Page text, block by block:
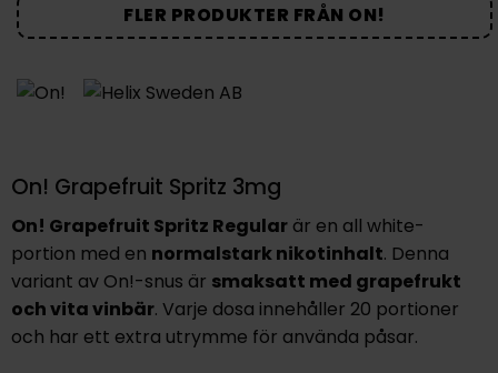
FLER PRODUKTER FRÅN ON!
On! Grapefruit Spritz 3mg
On! Grapefruit Spritz Regularär en all white-
portion med en normalstark nikotinhalt. Denna
variant av On!-snus är smaksatt med grapefrukt
och vita vinbär. Varje dosa innehåller 20 portioner
och har ett extra utrymme för använda påsar.